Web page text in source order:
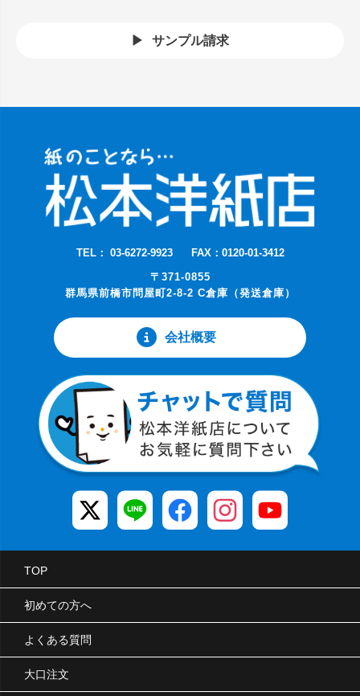
サンプル請求
TEL： 03-6272-9923
FAX：0120-01-3412
〒371-0855
群馬県前橋市問屋町2-8-2 C倉庫（発送倉庫）
会社概要
TOP
初めての方へ
よくある質問
大口注文